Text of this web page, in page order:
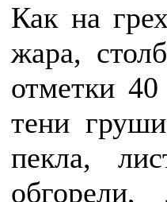
Как на
жара,
отметки
тени
пекла,